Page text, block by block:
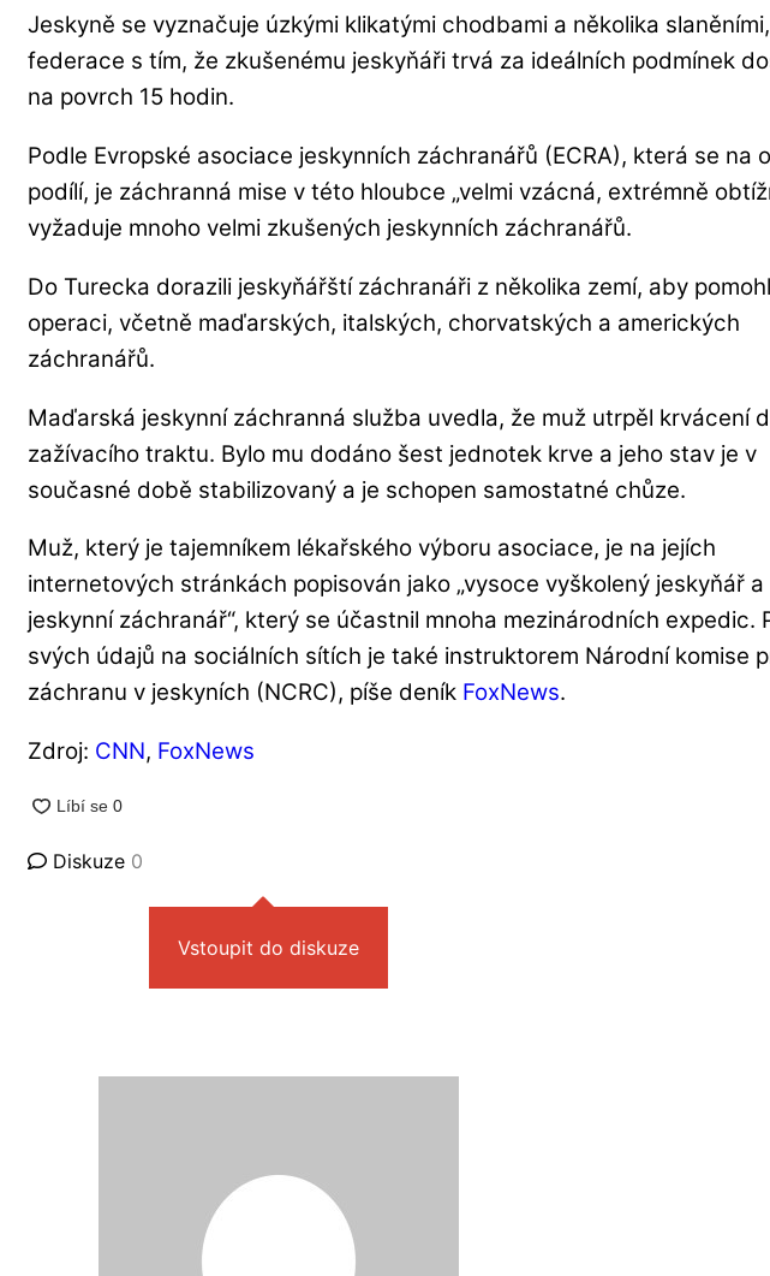
Jeskyně se vyznačuje úzkými klikatými chodbami a několika
federace s tím, že zkušenému jeskyňáři trvá za ideálních podmínek
na povrch 15 hodin.
Podle Evropské asociace jeskynních záchranářů (ECRA), která se na
podílí, je záchranná mise v této hloubce „velmi vzácná, extrémně
vyžaduje mnoho velmi zkušených jeskynních záchranářů.
Do Turecka dorazili jeskyňářští záchranáři z několika zemí, aby
operaci, včetně maďarských, italských, chorvatských a amerických
záchranářů.
Maďarská jeskynní záchranná služba uvedla, že muž utrpěl krvácení
zažívacího traktu. Bylo mu dodáno šest jednotek krve a jeho stav je v
současné době stabilizovaný a je schopen samostatné chůze.
Muž, který je tajemníkem lékařského výboru asociace, je na jejích
internetových stránkách popisován jako „vysoce vyškolený jeskyňář a
jeskynní záchranář“, který se účastnil mnoha mezinárodních expedic.
svých údajů na sociálních sítích je také instruktorem Národní komise
záchranu v jeskyních (NCRC), píše deník FoxNews.
Zdroj: CNN, FoxNews
Diskuze 0
Vstoupit do diskuze